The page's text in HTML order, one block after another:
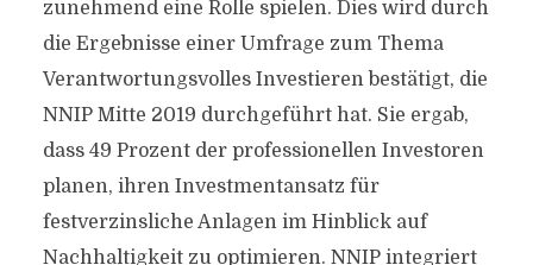
zunehmend eine Rolle spielen. Dies wird durch
die Ergebnisse einer Umfrage zum Thema
Verantwortungsvolles Investieren bestätigt, die
NNIP Mitte 2019 durchgeführt hat. Sie ergab,
dass 49 Prozent der professionellen Investoren
planen, ihren Investmentansatz für
festverzinsliche Anlagen im Hinblick auf
Nachhaltigkeit zu optimieren. NNIP integriert